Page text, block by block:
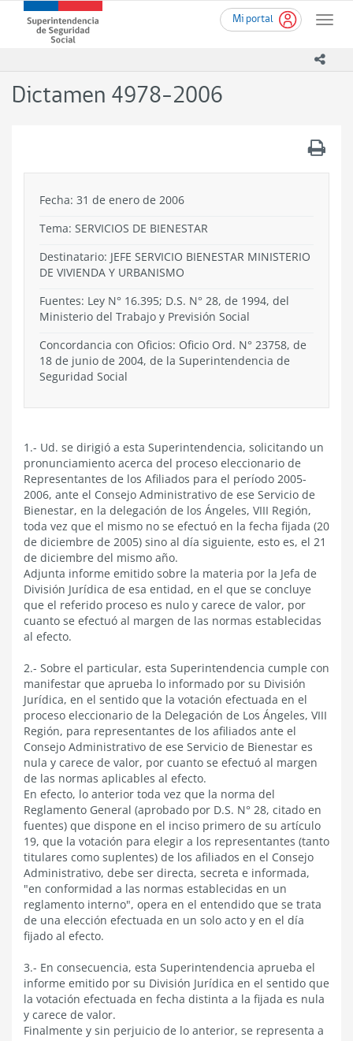
contenido
Mi portal
Toggle
Superintendencia
de
-
Dictamen 4978-2006
Fecha: 31 de enero de 2006
Tema: SERVICIOS DE BIENESTAR
Destinatario: JEFE SERVICIO BIENESTAR MINISTERIO
DE VIVIENDA Y URBANISMO
Fuentes: Ley N° 16.395; D.S. N° 28, de 1994, del
Ministerio del Trabajo y Previsión Social
Concordancia con Oficios: Oficio Ord. N° 23758, de
18 de junio de 2004, de la Superintendencia de
Seguridad Social
1.- Ud. se dirigió a esta Superintendencia, solicitando un
pronunciamiento acerca del proceso eleccionario de
Representantes de los Afiliados para el período 2005-
2006, ante el Consejo Administrativo de ese Servicio de
Bienestar, en la delegación de los Ángeles, VIII Región,
toda vez que el mismo no se efectuó en la fecha fijada (20
de diciembre de 2005) sino al día siguiente, esto es, el 21
de diciembre del mismo año.
Adjunta informe emitido sobre la materia por la Jefa de
División Jurídica de esa entidad, en el que se concluye
que el referido proceso es nulo y carece de valor, por
cuanto se efectuó al margen de las normas establecidas
al efecto.
2.- Sobre el particular, esta Superintendencia cumple con
manifestar que aprueba lo informado por su División
Jurídica, en el sentido que la votación efectuada en el
proceso eleccionario de la Delegación de Los Ángeles, VIII
Región, para representantes de los afiliados ante el
Consejo Administrativo de ese Servicio de Bienestar es
nula y carece de valor, por cuanto se efectuó al margen
de las normas aplicables al efecto.
En efecto, lo anterior toda vez que la norma del
Reglamento General (aprobado por D.S. N° 28, citado en
fuentes) que dispone en el inciso primero de su artículo
19, que la votación para elegir a los representantes (tanto
titulares como suplentes) de los afiliados en el Consejo
Administrativo, debe ser directa, secreta e informada,
"en conformidad a las normas establecidas en un
reglamento interno", opera en el entendido que se trata
de una elección efectuada en un solo acto y en el día
fijado al efecto.
3.- En consecuencia, esta Superintendencia aprueba el
informe emitido por su División Jurídica en el sentido que
la votación efectuada en fecha distinta a la fijada es nula
y carece de valor.
Finalmente y sin perjuicio de lo anterior, se representa a